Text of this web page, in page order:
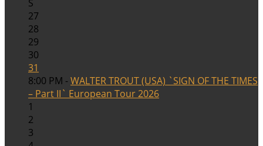
S
27
28
29
30
31
8:00 PM -WALTER TROUT (USA) `SIGN OF THE TIMES
– Part II` European Tour 2026
1
2
3